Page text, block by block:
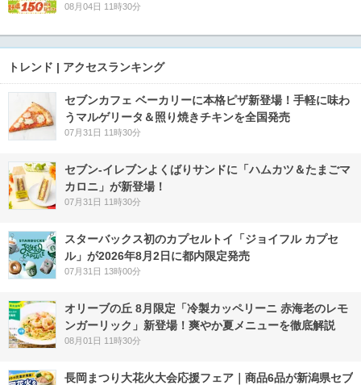
08月04日 11時30分
トレンド | アクセスランキング
セブンカフェ ベーカリーに本格ピザ新登場！手軽に味わ
うマルゲリータ＆照り焼きチキンを全国発売
07月31日 11時30分
セブン‐イレブンよくばりサンドに「ハムカツ＆たまごマ
カロニ」が新登場！
07月31日 11時30分
スターバックス初のカプセルトイ「ジョイフル カプセ
ル」が2026年8月2日に都内限定発売
07月31日 13時00分
オリーブの丘 8月限定「冷製カッペリーニ 赤海老のレモ
ンガーリック」新登場！爽やか夏メニューを徹底解説
08月01日 11時30分
長岡まつり大花火大会応援フェア｜商品6品が新潟県セブ